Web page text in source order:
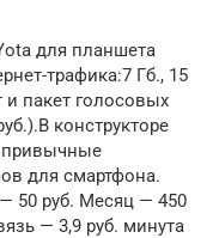
для планшета
трафика:7 Гб., 15
и пакет голосовых
конструкторе
привычные
для смартфона.
50 руб. Месяц — 450
— 3,9 руб. минута